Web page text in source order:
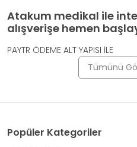
Atakum medikal ile
alışverişe hemen
PAYTR ÖDEME ALT YAPISI İLE
Tümünü
Popüler Kategoriler